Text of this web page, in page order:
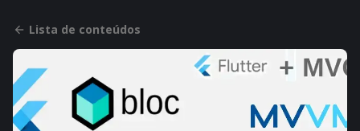
Lista de conteúdos